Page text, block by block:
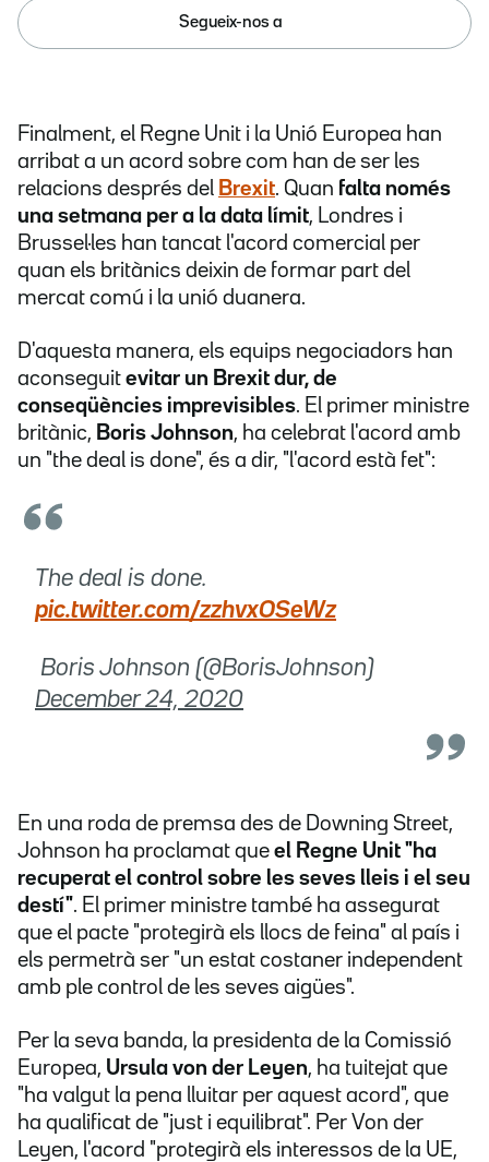
Segueix-nos a
Finalment, el Regne Unit i la Unió Europea han
arribat a un acord sobre com han de ser les
relacions després del Brexit. Quan falta només
una setmana per a la data límit, Londres i
Brussel·les han tancat l'acord comercial per
quan els britànics deixin de formar part del
mercat comú i la unió duanera.
D'aquesta manera, els equips negociadors han
aconseguit evitar un Brexit dur, de
conseqüències imprevisibles. El primer ministre
britànic, Boris Johnson, ha celebrat l'acord amb
un "the deal is done", és a dir, "l'acord està fet":
The deal is done.
pic.twitter.com/zzhvxOSeWz
 Boris Johnson (@BorisJohnson)
December 24, 2020
En una roda de premsa des de Downing Street,
Johnson ha proclamat que el Regne Unit "ha
recuperat el control sobre les seves lleis i el seu
destí". El primer ministre també ha assegurat
que el pacte "protegirà els llocs de feina" al país i
els permetrà ser "un estat costaner independent
amb ple control de les seves aigües".
Per la seva banda, la presidenta de la Comissió
Europea, Ursula von der Leyen, ha tuitejat que
"ha valgut la pena lluitar per aquest acord", que
ha qualificat de "just i equilibrat". Per Von der
Leyen, l'acord "protegirà els interessos de la UE,